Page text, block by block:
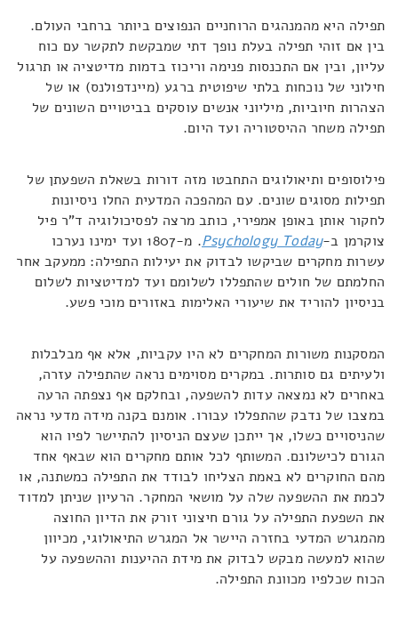
תפילה היא מהמנהגים הרוחניים הנפוצים ביותר ברחבי העולם.
בין אם זוהי תפילה בעלת נופך דתי שמבקשת לתקשר עם כוח
עליון, ובין אם התכנסות פנימה וריכוז בדמות מדיטציה או תרגול
חילוני של נוכחות בלתי שיפוטית ברגע (מיינדפולנס) או של
הצהרות חיוביות, מיליוני אנשים עוסקים בביטויים השונים של
תפילה משחר ההיסטוריה ועד היום.
פילוסופים ותיאולוגים התחבטו מזה דורות בשאלת השפעתן של
תפילות מסוגים שונים. עם המהפכה המדעית החלו ניסיונות
לחקור אותן באופן אמפירי, כותב מרצה לפסיכולוגיה ד"ר פיל
צוקרמן ב-Psychology Today
. מ-1807 ועד ימינו נערכו
עשרות מחקרים שביקשו לבדוק את יעילות התפילה: ממעקב אחר
החלמתם של חולים שהתפללו לשלומם ועד למדיטציות לשלום
בניסיון להוריד את שיעורי האלימות באזורים מוכי פשע.
המסקנות משורות המחקרים לא היו עקביות, אלא אף מבלבלות
ולעיתים גם סותרות. במקרים מסוימים נראה שהתפילה עזרה,
באחרים לא נמצאה עדות להשפעה, ובחלקם אף נצפתה הרעה
במצבו של נדבק שהתפללו עבורו. אומנם בקנה מידה מדעי נראה
שהניסויים כשלו, אך ייתכן שעצם הניסיון להתיישר לפיו הוא
הגורם לכישלונם. המשותף לכל אותם מחקרים הוא שבאף אחד
מהם החוקרים לא באמת הצליחו לבודד את התפילה כמשתנה, או
לכמת את ההשפעה שלה על מושאי המחקר. הרעיון שניתן למדוד
את השפעת התפילה על גורם חיצוני זורק את הדיון החוצה
מהמגרש המדעי בחזרה היישר אל המגרש התיאולוגי, מכיוון
שהוא למעשה מבקש לבדוק את מידת ההיענות וההשפעה על
הכוח שכלפיו מכוונת התפילה.